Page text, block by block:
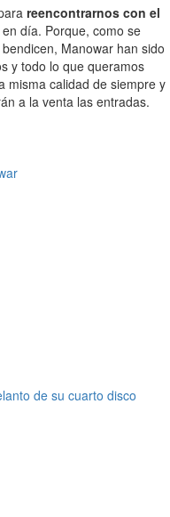
reencontrarnos con el
día. Porque, como se
Manowar han sido
y todo lo que queramos
misma calidad de siempre y
a la venta las entradas.
de su cuarto disco